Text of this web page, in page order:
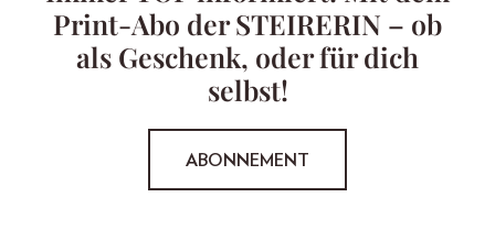
Print-Abo der STEIRERIN – ob
als Geschenk, oder für dich
selbst!
ABONNEMENT